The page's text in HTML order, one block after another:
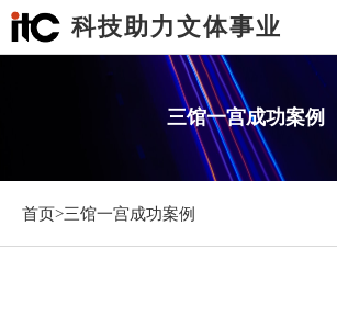
科技助力文体事业
三馆一宫成功案例
首页>三馆一宫成功案例